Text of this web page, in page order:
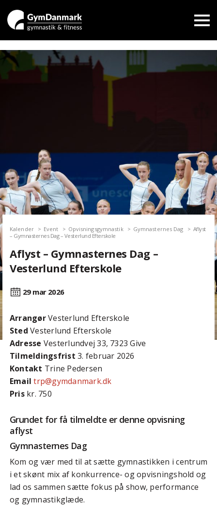
Kalender Event Opvisningsgymnastik Gymnasternes Dag
Aflyst
– Gymnasternes Dag – Vesterlund Efterskole
Aflyst – Gymnasternes Dag –
Vesterlund Efterskole
29 mar 2026
ArrangørVesterlund Efterskole
Sted Vesterlund Efterskole
Adresse Vesterlundvej 33, 7323 Give
Tilmeldingsfrist 3. februar 2026
Kontakt Trine Pedersen
Email trp@gymdanmark.dk
Priskr. 750
Grundet for få tilmeldte er denne opvisning
aflyst
Gymnasternes Dag
Kom og vær med til at sætte gymnastikken i centrum
i et skønt mix af konkurrence- og opvisningshold og
lad os sammen sætte fokus på show, performance
og gymnastikglæde.